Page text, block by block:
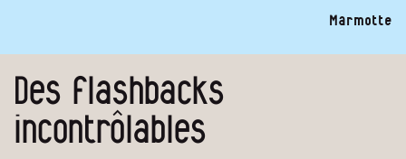
Marmotte
Des flashbacks
incontrôlables